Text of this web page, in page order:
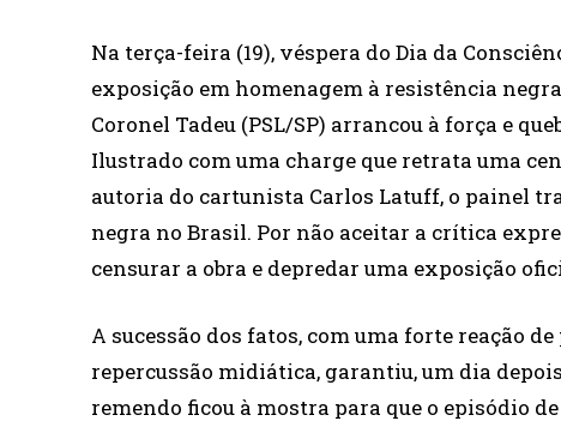
Na terça-feira (19), véspera do Dia da
exposição em homenagem à resistência
Coronel Tadeu (PSL/SP) arrancou à força e
Ilustrado com uma charge que retrata uma
autoria do cartunista Carlos Latuff, o painel
negra no Brasil. Por não aceitar a crítica
censurar a obra e depredar uma exposição
A sucessão dos fatos, com uma forte reação
repercussão midiática, garantiu, um dia
remendo ficou à mostra para que o episódio